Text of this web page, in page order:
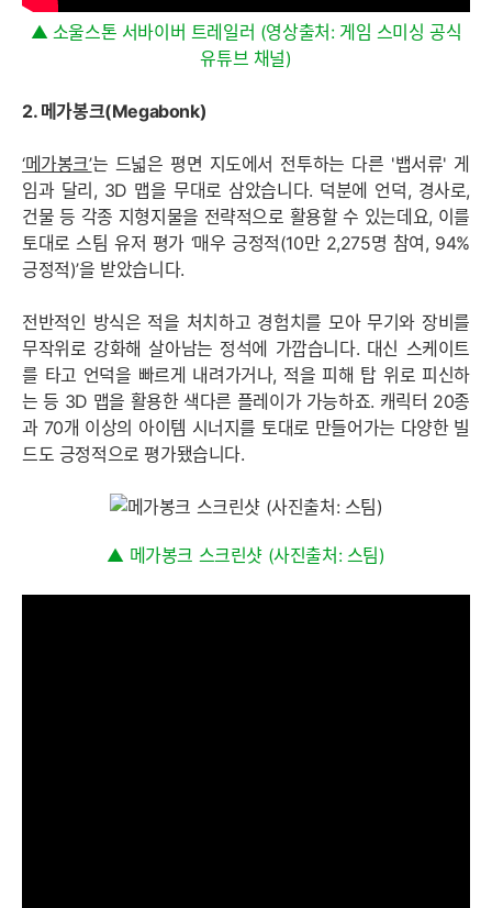
▲ 소울스톤 서바이버 트레일러 (영상출처: 게임 스미싱 공식
유튜브 채널)
2. 메가봉크(Megabonk)
‘메가봉크’는 드넓은 평면 지도에서 전투하는 다른 '뱁서류' 게
임과 달리, 3D 맵을 무대로 삼았습니다. 덕분에 언덕, 경사로,
건물 등 각종 지형지물을 전략적으로 활용할 수 있는데요, 이를
토대로 스팀 유저 평가 ‘매우 긍정적(10만 2,275명 참여, 94%
긍정적)’을 받았습니다.
전반적인 방식은 적을 처치하고 경험치를 모아 무기와 장비를
무작위로 강화해 살아남는 정석에 가깝습니다. 대신 스케이트
를 타고 언덕을 빠르게 내려가거나, 적을 피해 탑 위로 피신하
는 등 3D 맵을 활용한 색다른 플레이가 가능하죠. 캐릭터 20종
과 70개 이상의 아이템 시너지를 토대로 만들어가는 다양한 빌
드도 긍정적으로 평가됐습니다.
▲ 메가봉크 스크린샷 (사진출처: 스팀)